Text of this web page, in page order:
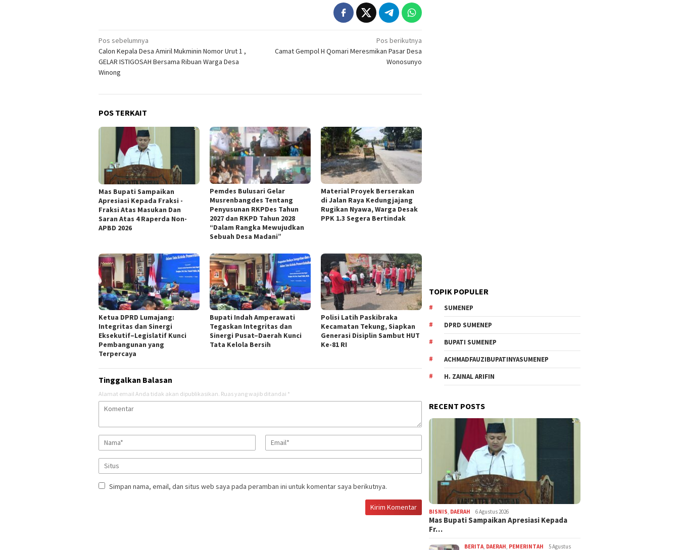
Navigasi
pos
Pos sebelumnya
Calon Kepala Desa Amiril Mukminin Nomor Urut 1 ,
GELAR ISTIGOSAH Bersama Ribuan Warga Desa
Winong
Pos berikutnya
Camat Gempol H Qomari Meresmikan Pasar Desa
Wonosunyo
POS TERKAIT
Mas Bupati Sampaikan
Apresiasi Kepada Fraksi -
Fraksi Atas Masukan Dan
Saran Atas 4 Raperda Non-
APBD 2026
Pemdes Bulusari Gelar
Musrenbangdes Tentang
Penyusunan RKPDes Tahun
2027 dan RKPD Tahun 2028
“Dalam Rangka Mewujudkan
Sebuah Desa Madani”
Material Proyek Berserakan
di Jalan Raya Kedungjajang
Rugikan Nyawa, Warga Desak
PPK 1.3 Segera Bertindak
Ketua DPRD Lumajang:
Integritas dan Sinergi
Eksekutif–Legislatif Kunci
Pembangunan yang
Terpercaya
Bupati Indah Amperawati
Tegaskan Integritas dan
Sinergi Pusat–Daerah Kunci
Tata Kelola Bersih
Polisi Latih Paskibraka
Kecamatan Tekung, Siapkan
Generasi Disiplin Sambut HUT
Ke-81 RI
Tinggalkan Balasan
Alamat email Anda tidak akan dipublikasikan. Ruas yang wajib ditandai *
Simpan nama, email, dan situs web saya pada peramban ini untuk komentar saya berikutnya.
TOPIK POPULER
SUMENEP
DPRD SUMENEP
BUPATI SUMENEP
ACHMADFAUZIBUPATINYASUMENEP
H. ZAINAL ARIFIN
RECENT POSTS
BISNIS, DAERAH 6 Agustus 2026
Mas Bupati Sampaikan Apresiasi Kepada
Fr…
BERITA, DAERAH, PEMERINTAH 5 Agustus